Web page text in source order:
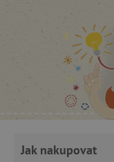
Jak nakupovat
cjConsent